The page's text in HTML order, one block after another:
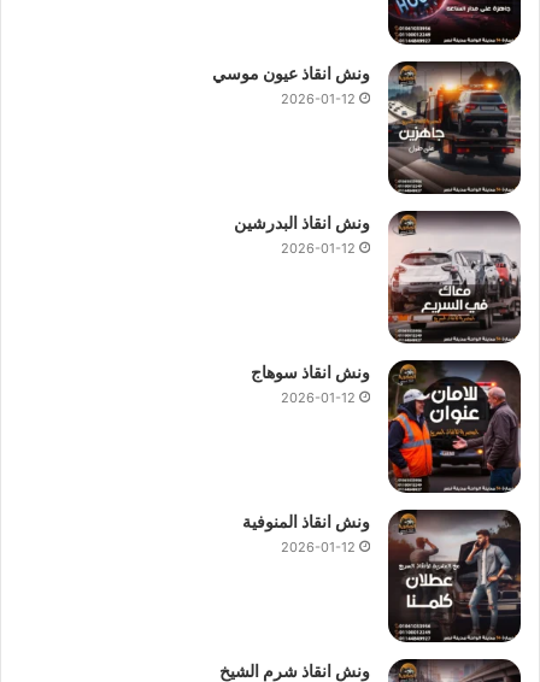
ونش انقاذ عيون موسي
2026-01-12
ونش انقاذ البدرشين
2026-01-12
ونش انقاذ سوهاج
2026-01-12
ونش انقاذ المنوفية
2026-01-12
ونش انقاذ شرم الشيخ